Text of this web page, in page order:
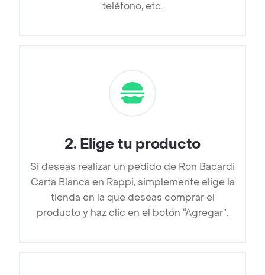
teléfono, etc.
2. Elige tu producto
Si deseas realizar un pedido de Ron Bacardi
Carta Blanca en Rappi, simplemente elige la
tienda en la que deseas comprar el
producto y haz clic en el botón “Agregar”.